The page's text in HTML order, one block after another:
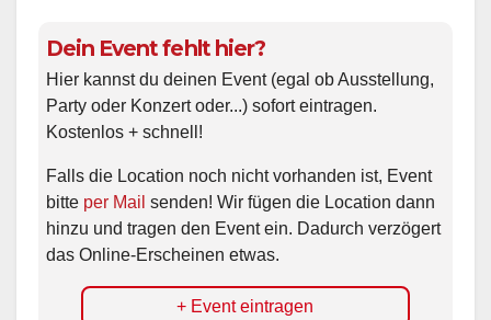
Dein Event fehlt hier?
Hier kannst du deinen Event (egal ob Ausstellung,
Party oder Konzert oder...) sofort eintragen.
Kostenlos + schnell!
Falls die Location noch nicht vorhanden ist, Event
bitte per Mail senden! Wir fügen die Location dann
hinzu und tragen den Event ein. Dadurch verzögert
das Online-Erscheinen etwas.
+ Event eintragen